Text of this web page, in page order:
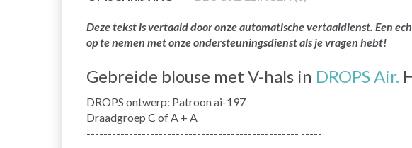
Deze tekst is vertaald door onze automatische vertaaldienst. Een
op te nemen met onze ondersteuningsdienst als je vragen hebt!
Gebreide blouse met V-hals in DROPS Air.
DROPS ontwerp: Patroon ai-197
Draadgroep C of A + A
-------------------------------------------------- -----